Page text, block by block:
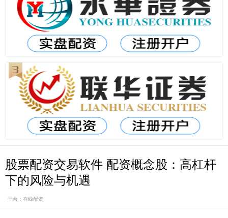
股票配资交易软件 配资概念股：高杠杆
下的风险与机遇
平台：在线配资